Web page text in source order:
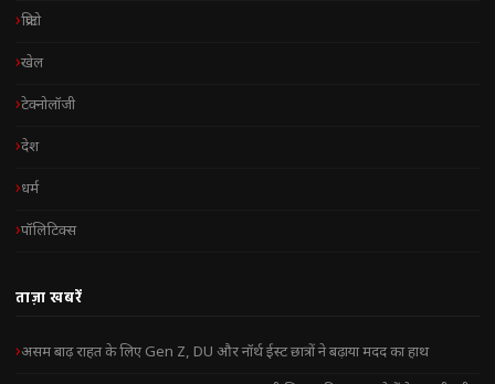
क्रिप्टो
खेल
टेक्नोलॉजी
देश
धर्म
पॉलिटिक्स
ताज़ा खबरें
असम बाढ़ राहत के लिए Gen Z, DU और नॉर्थ ईस्ट छात्रों ने बढ़ाया मदद का हाथ